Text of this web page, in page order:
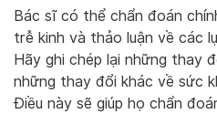
Bác sĩ có thể chẩn đoán
trễ kinh và thảo luận về các
Hãy ghi chép lại những thay
những thay đổi khác về sức
Điều này sẽ giúp họ chẩn